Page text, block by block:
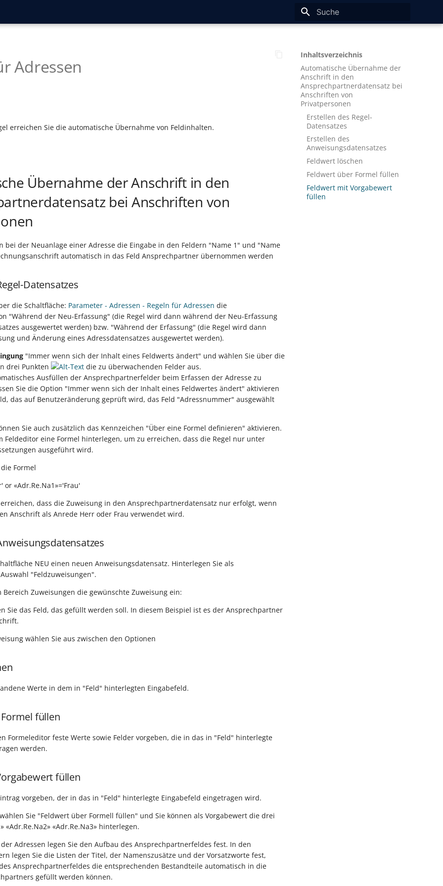
Adressen
erreichen Sie die automatische Übernahme von Feldinhalten.
Übernahme der Anschrift in den
bei Anschriften von
bei der Neuanlage einer Adresse die Eingabe in den Feldern "Name 1" und "Name
automatisch in das Feld Ansprechpartner übernommen werden
Datensatzes
die Schaltfläche: Parameter - Adressen - Regeln für Adressen die
"Während der Neu-Erfassung" (die Regel wird dann während der Neu-Erfassung
ausgewertet werden) bzw. "Während der Erfassung" (die Regel wird dann
und Änderung eines Adressdatensatzes ausgewertet werden).
"Immer wenn sich der Inhalt eines Feldwerts ändert" und wählen Sie über die
drei Punkten
die zu überwachenden Felder aus.
Ausfüllen der Ansprechpartnerfelder beim Erfassen der Adresse zu
Sie die Option "Immer wenn sich der Inhalt eines Feldwertes ändert" aktivieren
das auf Benutzeränderung geprüft wird, das Feld "Adressnummer" ausgewählt
Sie auch zusätzlich das Kennzeichen "Über eine Formel definieren" aktivieren.
Feldeditor eine Formel hinterlegen, um zu erreichen, dass die Regel nur unter
ausgeführt wird.
Formel
or «Adr.Re.Na1»='Frau'
dass die Zuweisung in den Ansprechpartnerdatensatz nur erfolgt, wenn
Anschrift als Anrede Herr oder Frau verwendet wird.
NEU einen neuen Anweisungsdatensatz. Hinterlegen Sie als
"Feldzuweisungen".
Bereich Zuweisungen die gewünschte Zuweisung ein:
Sie das Feld, das gefüllt werden soll. In diesem Beispiel ist es der Ansprechpartner
wählen Sie aus zwischen den Optionen
Werte in dem in "Feld" hinterlegten Eingabefeld.
füllen
Formeleditor feste Werte sowie Felder vorgeben, die in das in "Feld" hinterlegte
werden.
füllen
vorgeben, der in das in "Feld" hinterlegte Eingabefeld eingetragen wird.
Sie "Feldwert über Formell füllen" und Sie können als Vorgabewert die drei
«Adr.Re.Na2» «Adr.Re.Na3» hinterlegen.
Adressen legen Sie den Aufbau des Ansprechpartnerfeldes fest. In den
legen Sie die Listen der Titel, der Namenszusätze und der Vorsatzworte fest,
Ansprechpartnerfeldes die entsprechenden Bestandteile automatisch in die
gefüllt werden können.
Inhaltsverzeichnis
Automatische Übernahme der
Anschrift in den
Ansprechpartnerdatensatz bei
Anschriften von
Privatpersonen
Erstellen des Regel-
Datensatzes
Erstellen des
Anweisungsdatensatzes
Feldwert löschen
Feldwert über Formel füllen
Feldwert mit Vorgabewert
füllen